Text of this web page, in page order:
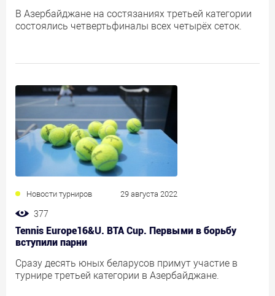
В Азербайджане на состязаниях третьей категории
состоялись четвертьфиналы всех четырёх сеток.
Новости турниров 29 августа 2022
377
Tennis Europe16&U. BTA Cup. Первыми в борьбу
вступили парни
Сразу десять юных беларусов примут участие в
турнире третьей категории в Азербайджане.